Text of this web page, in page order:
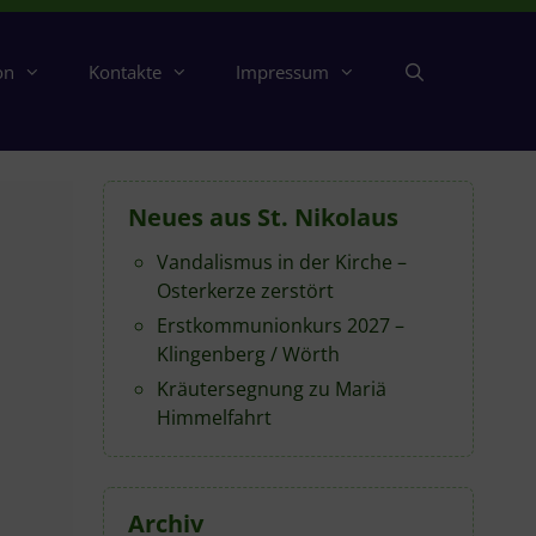
Kontakte Impressum
Neues aus St. Nikolaus
Vandalismus in der Kirche –
Osterkerze zerstört
Erstkommunionkurs 2027 –
Klingenberg / Wörth
Kräutersegnung zu Mariä
Himmelfahrt
Archiv